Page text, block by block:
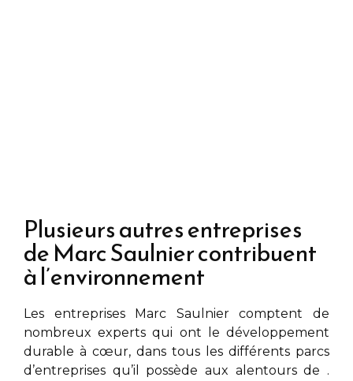
Plusieurs autres entreprises
de Marc Saulnier contribuent
à l’environnement
Les entreprises Marc Saulniercomptent de
nombreux experts qui ont le développement
durable à cœur, dans tous les différents parcs
d’entreprises qu’il possède aux alentours de .